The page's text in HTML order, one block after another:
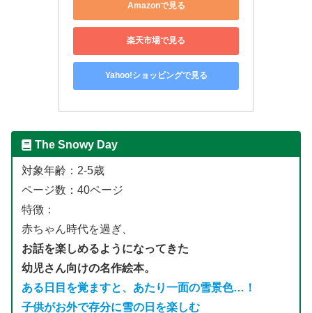
Amazonで見る
楽天市場で見る
Yahoo!ショッピングで見る
The Snowy Day
対象年齢：2-5歳
ページ数：40ページ
特徴：
赤ちゃん時代を過ぎ、
お話を楽しめるようになってきた
幼児さん向けの名作絵本。
ある日目を覚ますと、あたり一面の雪景色…！
子供がお外で存分に雪の日を楽しむ